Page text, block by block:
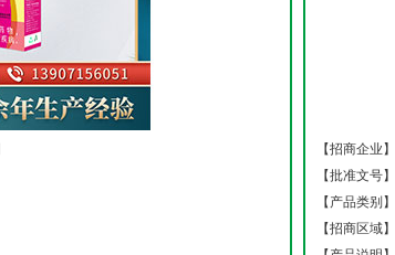
【招商企业】
【批准文号】
【产品类别】
【招商区域】